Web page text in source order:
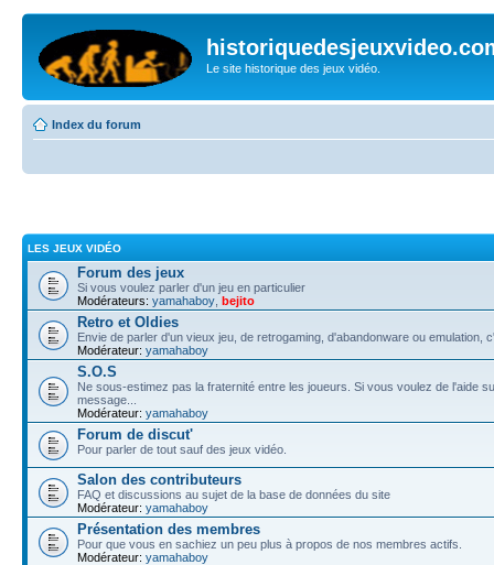
Le site historique des jeux vidéo.
Index du forum
LES JEUX VIDÉO
Forum des jeux
Si vous voulez parler d'un jeu en particulier
Modérateurs: yamahaboy bejito
Retro et Oldies
Envie de parler d'un vieux jeu, de retrogaming, d'abandonware ou emulation,
Modérateur: yamahaboy
S.O.S
Ne sous-estimez pas la fraternité entre les joueurs. Si vous voulez de l'aide
message...
Modérateur: yamahaboy
Forum de discut'
Pour parler de tout sauf des jeux vidéo.
Salon des contributeurs
FAQ et discussions au sujet de la base de données du site
Modérateur: yamahaboy
Présentation des membres
Pour que vous en sachiez un peu plus à propos de nos membres actifs.
Modérateur: yamahaboy